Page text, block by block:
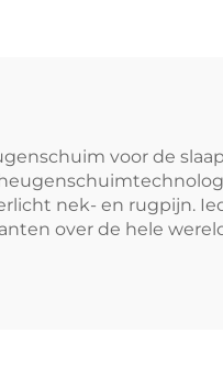
voor de
nek- en rugpijn.
over de hele